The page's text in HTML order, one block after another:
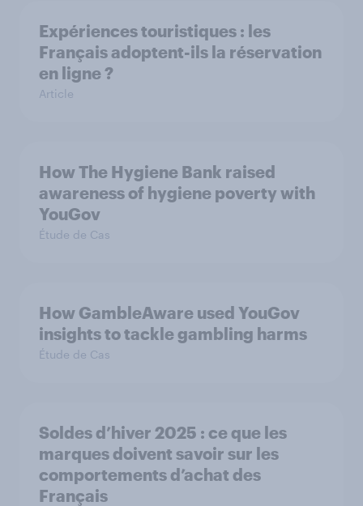
Expériences touristiques : les
Français adoptent-ils la réservation
en ligne ?
Article
How The Hygiene Bank raised
awareness of hygiene poverty with
YouGov
Étude de Cas
How GambleAware used YouGov
insights to tackle gambling harms
Étude de Cas
Soldes d’hiver 2025 : ce que les
marques doivent savoir sur les
comportements d’achat des
Français